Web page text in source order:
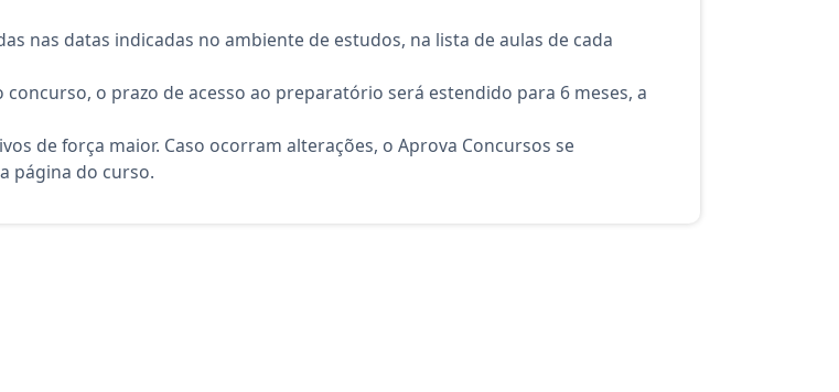
nas datas indicadas no ambiente de estudos, na lista de aulas de cada
o prazo de acesso ao preparatório será estendido para 6 meses, a
de força maior. Caso ocorram alterações, o Aprova Concursos se
página do curso.